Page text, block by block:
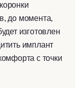
до момента,
изготовлен
имплант
с точки